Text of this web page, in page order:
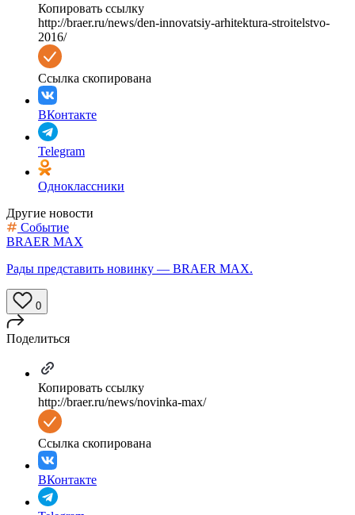
Копировать ссылку
http://braer.ru/news/den-innovatsiy-arhitektura-stroitelstvo-
2016/
Ссылка скопирована
ВКонтакте
Telegram
Одноклассники
Другие новости
Событие
BRAER MAX
Рады представить новинку — BRAER MAX.
0
Поделиться
Копировать ссылку
http://braer.ru/news/novinka-max/
Ссылка скопирована
ВКонтакте